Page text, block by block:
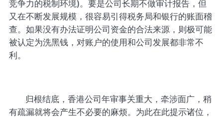
竞争力的税制环境)。要是公司长期不做审计报告，但
又在不断发展规模，很容易引得税务局和银行的账面稽
查。如果没有办法证明公司资金的合法来源，则极可能
被认定为洗黑钱，对账户的使用和公司发展都非常不
利。
归根结底，香港公司年审事关重大，牵涉面广，稍
有疏漏就将会产生不必要的麻烦。为此在此提示诸位，